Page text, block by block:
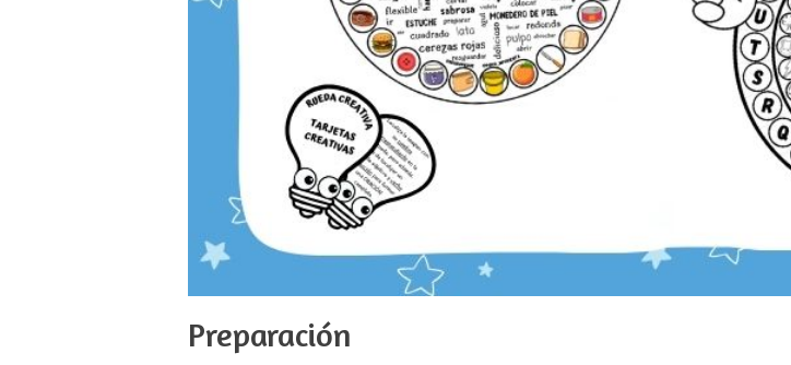
Preparación